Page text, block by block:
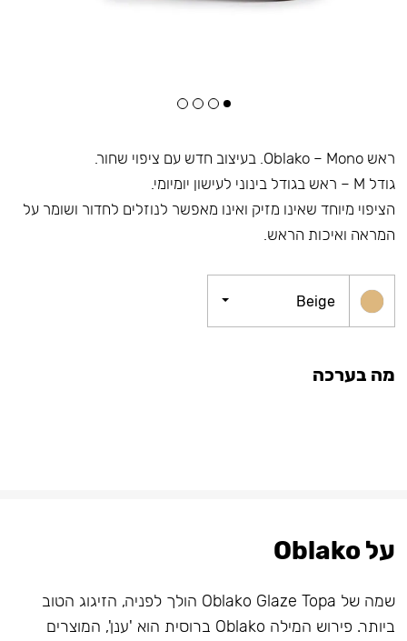
ראש Oblako – Mono. בעיצוב חדש עם ציפוי שחור.
גודל M – ראש בגודל בינוני לעישון יומיומי.
הציפוי מיוחד שאינו מזיק ואינו מאפשר לנוזלים לחדור ושומר על
המראה ואיכות הראש.
Beige
מה בערכה
על Oblako
שמה של Oblako Glaze Topa הולך לפניה, הזיגוג הטוב
ביותר. פירוש המילה Oblako ברוסית הוא 'ענן', המוצרים